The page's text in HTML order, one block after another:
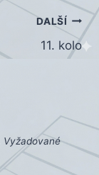
DALŠÍ
11. kolo
Vyžadované